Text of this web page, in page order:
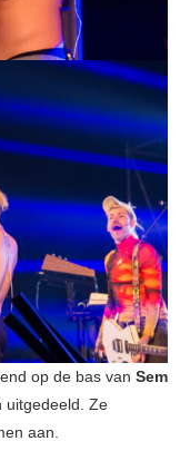
op de bas van Sem
uitgedeeld. Ze
aan.